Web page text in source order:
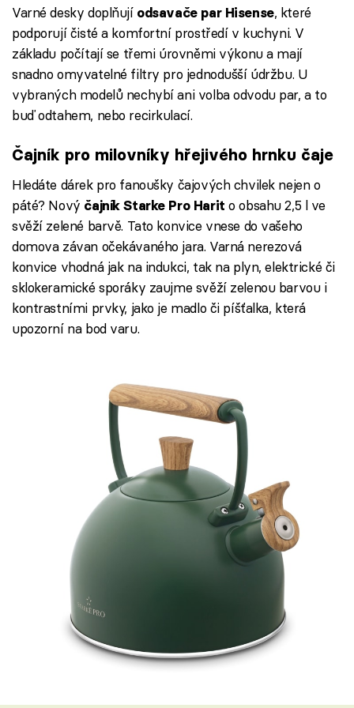
Varné desky doplňují odsavače par Hisense, které
podporují čisté a komfortní prostředí v kuchyni. V
základu počítají se třemi úrovněmi výkonu a mají
snadno omyvatelné filtry pro jednodušší údržbu. U
vybraných modelů nechybí ani volba odvodu par, a to
buď odtahem, nebo recirkulací.
Čajník pro milovníky hřejivého hrnku čaje
Hledáte dárek pro fanoušky čajových chvilek nejen o
páté? Nový čajník Starke Pro Harito obsahu 2,5 l ve
svěží zelené barvě. Tato konvice vnese do vašeho
domova závan očekávaného jara. Varná nerezová
konvice vhodná jak na indukci, tak na plyn, elektrické či
sklokeramické sporáky zaujme svěží zelenou barvou i
kontrastními prvky, jako je madlo či píšťalka, která
upozorní na bod varu.